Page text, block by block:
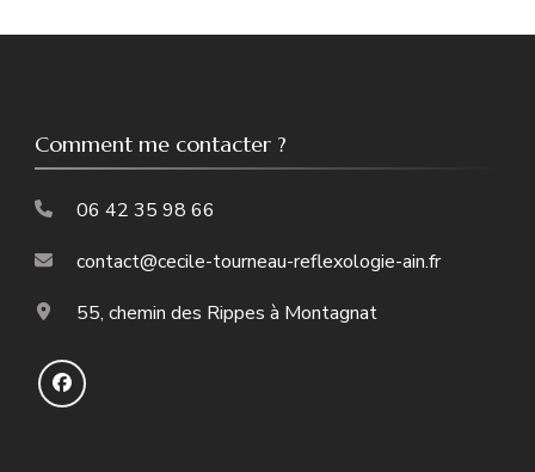
Comment me contacter ?
06 42 35 98 66
contact@cecile-tourneau-reflexologie-ain.fr
55, chemin des Rippes à Montagnat